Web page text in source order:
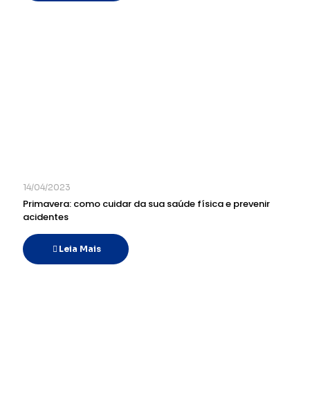
14/04/2023
Primavera: como cuidar da sua saúde física e prevenir
acidentes
Leia Mais